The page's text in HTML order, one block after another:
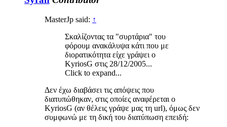
MasterJp said: ↑
Σκαλίζοντας τα "συρτάρια" του
φόρουμ ανακάλυψα κάτι που με
διορατικότητα είχε γράψει o
KyriosG στις 28/12/2005...
Click to expand...
Δεν έχω διαβάσει τις απόψεις που
διατυπώθηκαν, στις οποίες αναφέρεται ο
KyriosG (αν θέλεις γράψε μας τη url), όμως δεν
συμφωνώ με τη δική του διατύπωση επειδή: